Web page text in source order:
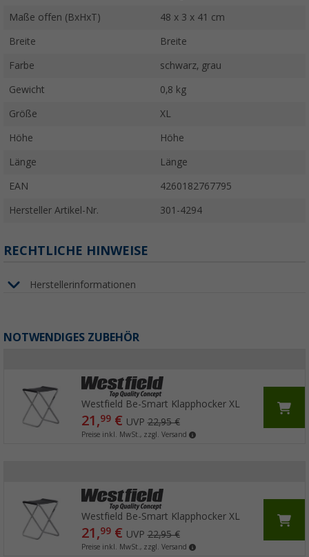
Maße offen (BxHxT) 48 x 3 x 41 cm
Breite Breite
Farbe schwarz, grau
Gewicht 0,8 kg
Größe XL
Höhe Höhe
Länge Länge
EAN 4260182767795
Hersteller Artikel-Nr. 301-4294
RECHTLICHE HINWEISE
Herstellerinformationen
NOTWENDIGES ZUBEHÖR
Westfield Be-Smart Klapphocker XL
21,99€ UVP22,95 €
Preise inkl. MwSt., zzgl. Versand
Westfield Be-Smart Klapphocker XL
21,99€ UVP22,95 €
Preise inkl. MwSt., zzgl. Versand